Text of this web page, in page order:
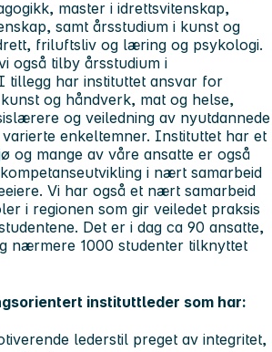
master i idrettsvitenskap,
samt årsstudium i kunst og
friluftsliv og læring og psykologi.
også tilby årsstudium i
tillegg har instituttet ansvar for
og håndverk, mat og helse,
og veiledning av nyutdannede
enkeltemner. Instituttet har et
og mange av våre ansatte er også
i nært samarbeid
Vi har også et nært samarbeid
i regionen som gir veiledet praksis
Det er i dag ca 90 ansatte,
nærmere 1000 studenter tilknyttet
instituttleder som har:
lederstil preget av integritet,